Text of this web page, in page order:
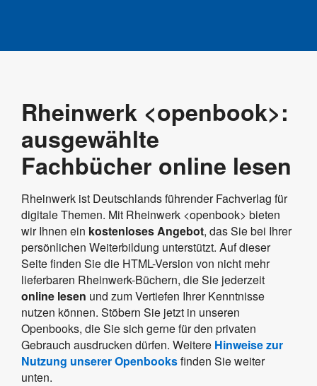
Rheinwerk <openbook>:
ausgewählte
Fachbücher online lesen
Rheinwerk ist Deutschlands führender Fachverlag für
digitale Themen. Mit Rheinwerk <openbook> bieten
wir Ihnen ein kostenloses Angebot, das Sie bei Ihrer
persönlichen Weiterbildung unterstützt. Auf dieser
Seite finden Sie die HTML-Version von nicht mehr
lieferbaren Rheinwerk-Büchern, die Sie jederzeit
online lesen und zum Vertiefen Ihrer Kenntnisse
nutzen können. Stöbern Sie jetzt in unseren
Openbooks, die Sie sich gerne für den privaten
Gebrauch ausdrucken dürfen. Weitere Hinweise zur
Nutzung unserer Openbooksfinden Sie weiter
unten.